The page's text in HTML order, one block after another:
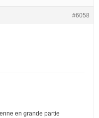
#6058
en grande partie